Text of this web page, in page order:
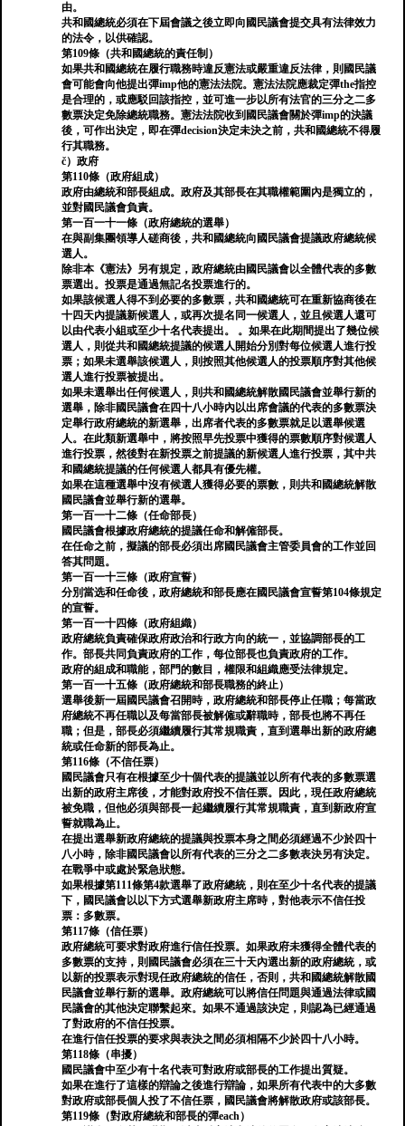
由。
共和國總統必須在下屆會議之後立即向國民議會提交具有法律效力
的法令，以供確認。
第109條（共和國總統的責任制）
如果共和國總統在履行職務時違反憲法或嚴重違反法律，則國民議
會可能會向他提出彈imp他的憲法法院。憲法法院應裁定彈the指控
是合理的，或應駁回該指控，並可進一步以所有法官的三分之二多
數票決定免除總統職務。憲法法院收到國民議會關於彈imp的決議
後，可作出決定，即在彈decision決定未決之前，共和國總統不得履
行其職務。
č）政府
第110條（政府組成）
政府由總統和部長組成。政府及其部長在其職權範圍內是獨立的，
並對國民議會負責。
第一百一十一條（政府總統的選舉）
在與副集團領導人磋商後，共和國總統向國民議會提議政府總統候
選人。
除非本《憲法》另有規定，政府總統由國民議會以全體代表的多數
票選出。投票是通過無記名投票進行的。
如果該候選人得不到必要的多數票，共和國總統可在重新協商後在
十四天內提議新候選人，或再次提名同一候選人，並且候選人還可
以由代表小組或至少十名代表提出。 。如果在此期間提出了幾位候
選人，則從共和國總統提議的候選人開始分別對每位候選人進行投
票；如果未選舉該候選人，則按照其他候選人的投票順序對其他候
選人進行投票被提出。
如果未選舉出任何候選人，則共和國總統解散國民議會並舉行新的
選舉，除非國民議會在四十八小時內以出席會議的代表的多數票決
定舉行政府總統的新選舉，出席者代表的多數票就足以選舉候選
人。在此類新選舉中，將按照早先投票中獲得的票數順序對候選人
進行投票，然後對在新投票之前提議的新候選人進行投票，其中共
和國總統提議的任何候選人都具有優先權。
如果在這種選舉中沒有候選人獲得必要的票數，則共和國總統解散
國民議會並舉行新的選舉。
第一百一十二條（任命部長）
國民議會根據政府總統的提議任命和解僱部長。
在任命之前，擬議的部長必須出席國民議會主管委員會的工作並回
答其問題。
第一百一十三條（政府宣誓）
分別當选和任命後，政府總統和部長應在國民議會宣誓第104條規定
的宣誓。
第一百一十四條（政府組織）
政府總統負責確保政府政治和行政方向的統一，並協調部長的工
作。部長共同負責政府的工作，每位部長也負責政府的工作。
政府的組成和職能，部門的數目，權限和組織應受法律規定。
第一百一十五條（政府總統和部長職務的終止）
選舉後新一屆國民議會召開時，政府總統和部長停止任職；每當政
府總統不再任職以及每當部長被解僱或辭職時，部長也將不再任
職；但是，部長必須繼續履行其常規職責，直到選舉出新的政府總
統或任命新的部長為止。
第116條（不信任票）
國民議會只有在根據至少十個代表的提議並以所有代表的多數票選
出新的政府主席後，才能對政府投不信任票。因此，現任政府總統
被免職，但他必須與部長一起繼續履行其常規職責，直到新政府宣
誓就職為止。
在提出選舉新政府總統的提議與投票本身之間必須經過不少於四十
八小時，除非國民議會以所有代表的三分之二多數表決另有決定。
在戰爭中或處於緊急狀態。
如果根據第111條第4款選舉了政府總統，則在至少十名代表的提議
下，國民議會以以下方式選舉新政府主席時，對他表示不信任投
票：多數票。
第117條（信任票）
政府總統可要求對政府進行信任投票。如果政府未獲得全體代表的
多數票的支持，則國民議會必須在三十天內選出新的政府總統，或
以新的投票表示對現任政府總統的信任，否則，共和國總統解散國
民議會並舉行新的選舉。政府總統可以將信任問題與通過法律或國
民議會的其他決定聯繫起來。如果不通過該決定，則認為已經通過
了對政府的不信任投票。
在進行信任投票的要求與表決之間必須相隔不少於四十八小時。
第118條（串擾）
國民議會中至少有十名代表可對政府或部長的工作提出質疑。
如果在進行了這樣的辯論之後進行辯論，如果所有代表中的大多數
對政府或部長個人投了不信任票，國民議會將解散政府或該部長。
第119條（對政府總統和部長的彈each）